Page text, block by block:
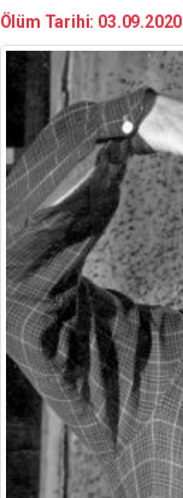
Ölüm Tarihi: 03.09.2020